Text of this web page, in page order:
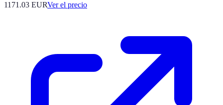
1171.03 EURVer el precio